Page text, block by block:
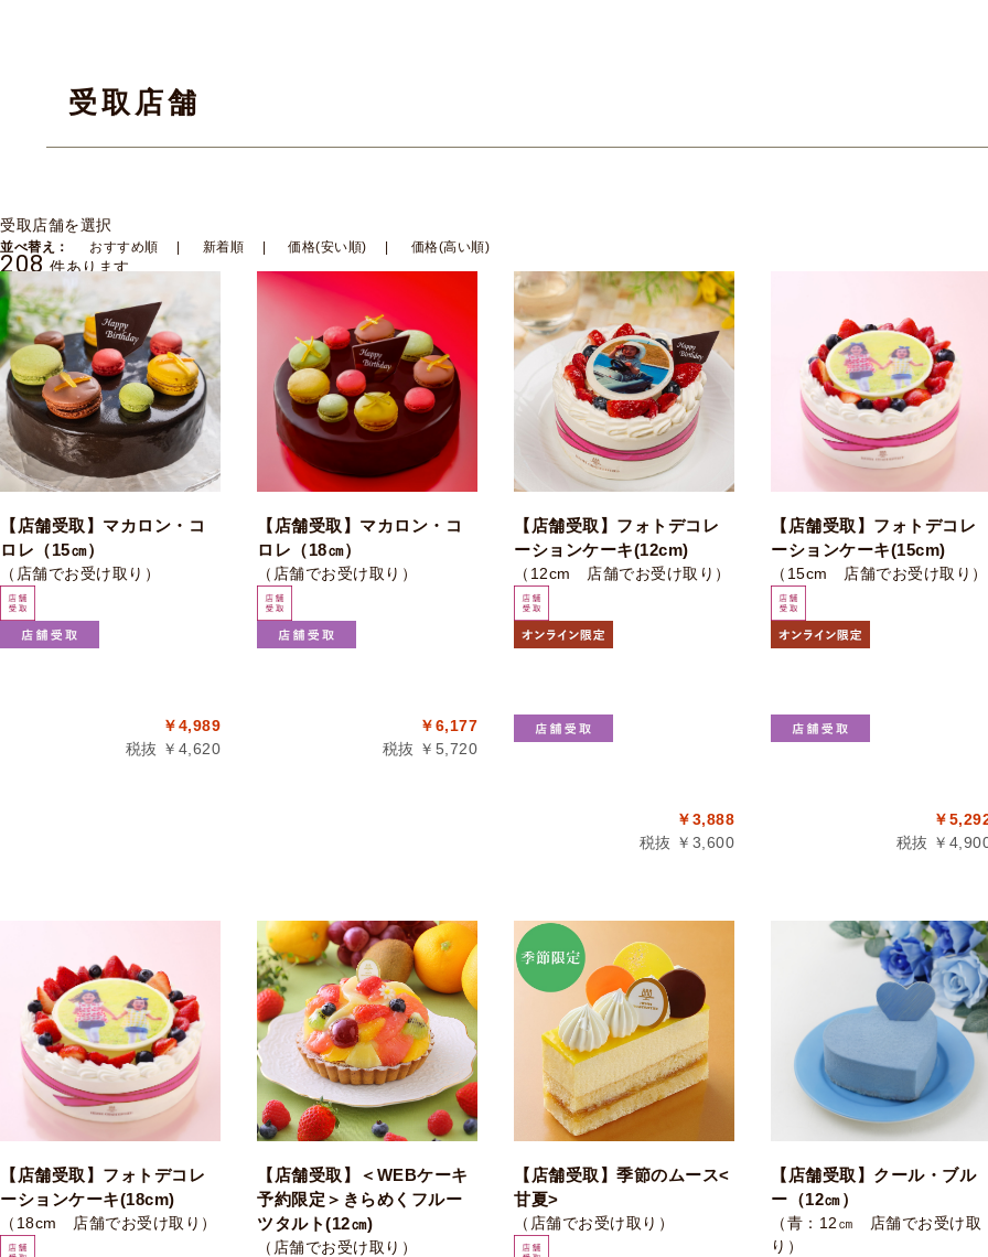
受取店舗
受取店舗を選択
並べ替え： おすすめ順 新着順 価格(安い順) 価格(高い順)
208 件あります
【店舗受取】マカロン・コ
ロレ（15㎝）
（店舗でお受け取り）
￥4,989
税抜 ￥4,620
【店舗受取】マカロン・コ
ロレ（18㎝）
（店舗でお受け取り）
￥6,177
税抜 ￥5,720
【店舗受取】フォトデコレ
ーションケーキ(12cm)
（12cm 店舗でお受け取り）
￥3,888
税抜 ￥3,600
【店舗受取】フォトデコレ
ーションケーキ(15cm)
（15cm 店舗でお受け取り）
￥
税抜 ￥
【店舗受取】フォトデコレ
ーションケーキ(18cm)
（18cm 店舗でお受け取り）
【店舗受取】＜WEBケーキ
予約限定＞きらめくフルー
ツタルト(12㎝)
（店舗でお受け取り）
【店舗受取】季節のムース<
甘夏>
（店舗でお受け取り）
【店舗受取】クール・ブル
ー（12㎝）
（青：12㎝ 店舗でお受け取
り）